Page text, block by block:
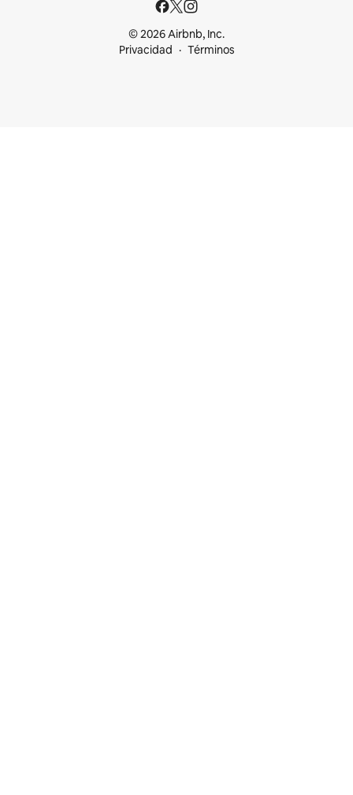
© 2026 Airbnb, Inc.
Privacidad
Términos